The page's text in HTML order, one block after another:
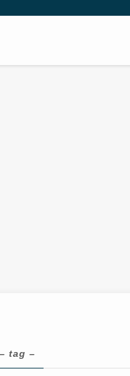
– tag –